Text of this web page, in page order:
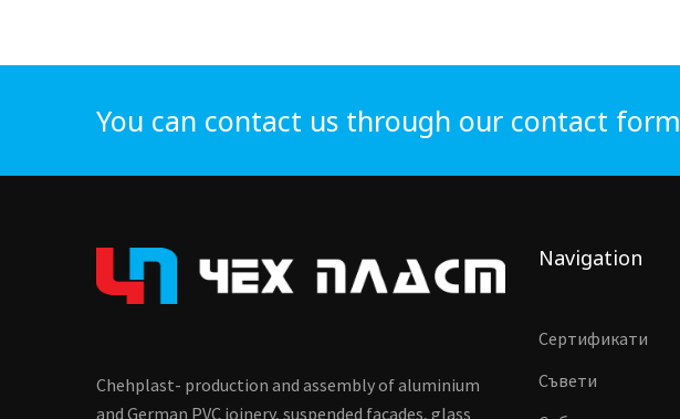
You can contact us through our contact form
Chehplast- production and assembly of aluminium
and German PVC joinery, suspended facades, glass
Navigation
Сертификати
Съвети